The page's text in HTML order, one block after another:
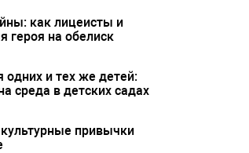
как лицеисты и
героя на обелиск
одних и тех же детей:
среда в детских садах
привычки